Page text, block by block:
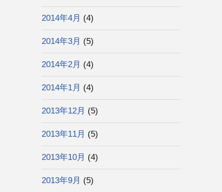
2014年4月 (4)
2014年3月 (5)
2014年2月 (4)
2014年1月 (4)
2013年12月 (5)
2013年11月 (5)
2013年10月 (4)
2013年9月 (5)